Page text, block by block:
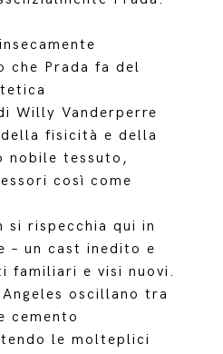
che Prada fa del
Willy Vanderperre
fisicità e della
nobile tessuto,
così come
si rispecchia qui in
– un cast inedito e
familiari e visi nuovi.
oscillano tra
cemento
le molteplici